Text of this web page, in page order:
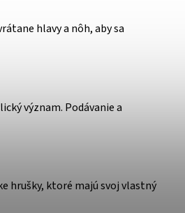
hlavy a nôh, aby sa
význam. Podávanie a
hrušky, ktoré majú svoj vlastný